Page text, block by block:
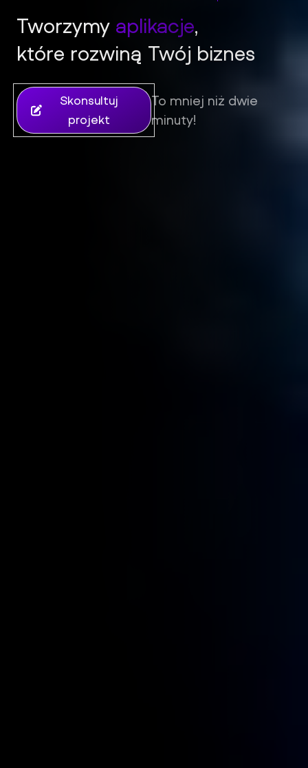
iFil Group - Tworzenie stron internetowych, sklepów i
Tworzymy aplikacje,
które rozwiną Twój biznes
Skonsultuj
projekt
To mniej niż dwie
minuty!